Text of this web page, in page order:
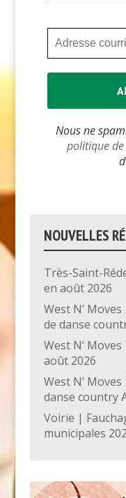
Nous ne
politique
NOUVELLES
Très-Saint-
en août 2026
West N’
de danse
West N’
août 2026
West N’
danse country
Voirie |
municipales